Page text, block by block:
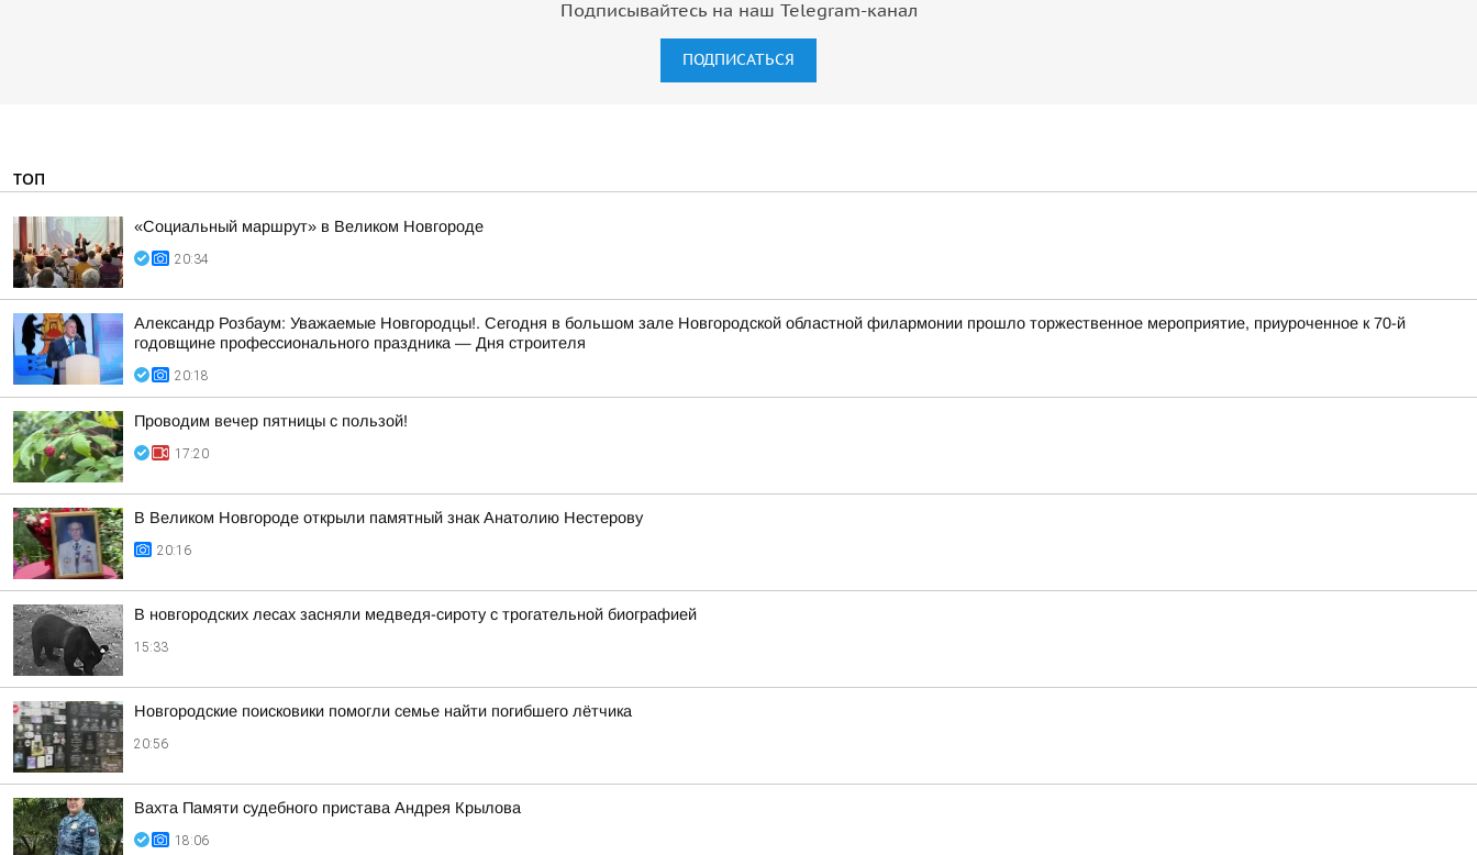
Подписывайтесь на наш Telegram-канал
ПОДПИСАТЬСЯ
ТОП
«Социальный маршрут» в Великом Новгороде
20:34
Александр Розбаум: Уважаемые Новгородцы!. Сегодня в большом зале Новгородской областной филармонии прошло торжественное мероприятие, приуроченное к 70-й
годовщине профессионального праздника — Дня строителя
20:18
Проводим вечер пятницы с пользой!
17:20
В Великом Новгороде открыли памятный знак Анатолию Нестерову
20:16
В новгородских лесах засняли медведя-сироту с трогательной биографией
15:33
Новгородские поисковики помогли семье найти погибшего лётчика
20:56
Вахта Памяти судебного пристава Андрея Крылова
18:06